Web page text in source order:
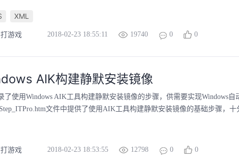
XML
游戏 2018-02-23 18:55:11 19740 0 0
AIK构建静默安装镜像
了使用Windows AIK工具构建静默安装镜像的步骤，供需要实现Windows
文件中提供了使用AIK工具构建静默安装镜像的基础步骤，
游戏 2018-02-23 18:53:55 12798 0 0